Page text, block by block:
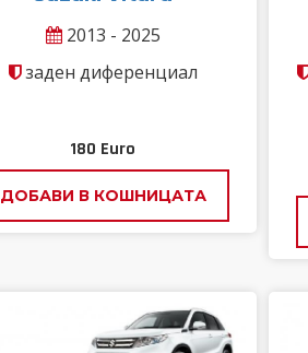
2013 - 2025
заден диференциал
180 Euro
ДОБАВИ В КОШНИЦАТА